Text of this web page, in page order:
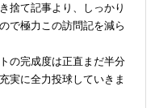
捨て記事より、しっかり
で極力この訪問記を減ら
の完成度は正直まだ半分
実に全力投球していきま